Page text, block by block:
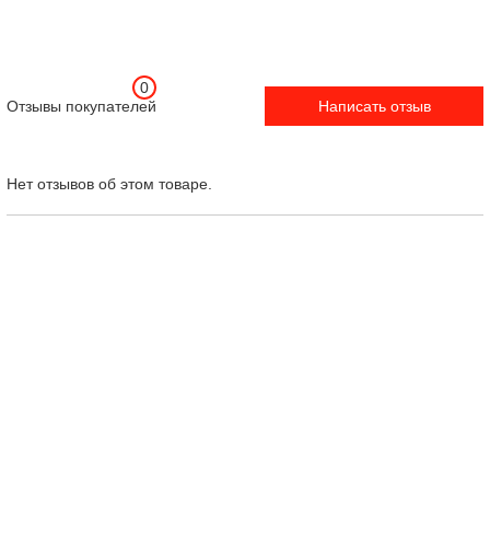
Отзывы покупателей
0
Написать отзыв
Нет отзывов об этом товаре.